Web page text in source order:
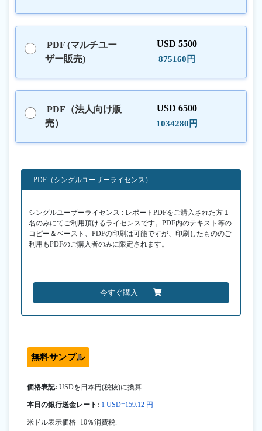
PDF (マルチユー
ザー販売)
USD 5500
875160円
PDF（法人向け販
売）
USD 6500
1034280円
PDF（シングルユーザーライセンス）
シングルユーザーライセンス : レポートPDFをご購入された方１
名のみにてご利用頂けるライセンスです。PDF内のテキスト等の
コピー＆ペースト、PDFの印刷は可能ですが、印刷したもののご
利用もPDFのご購入者のみに限定されます。
今すぐ購入
無料サンプル
価格表記: USDを日本円(税抜)に換算
本日の銀行送金レート: 1 USD=159.12 円
米ドル表示価格+10％消費税.